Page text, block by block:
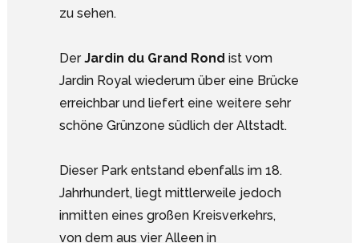
zu sehen.
DerJardin du Grand Rond ist vom
Jardin Royal wiederum über eine Brücke
erreichbar und liefert eine weitere sehr
schöne Grünzone südlich der Altstadt.
Dieser Park entstand ebenfalls im 18.
Jahrhundert, liegt mittlerweile jedoch
inmitten eines großen Kreisverkehrs,
von dem aus vier Alleen in